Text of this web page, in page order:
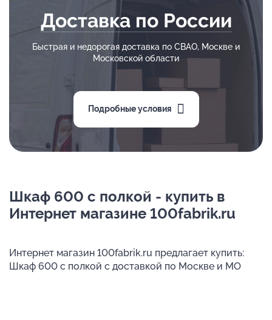
Доставка по России
Быстрая и недорогая доставка по СВАО, Москве и
Московской области
Подробные условия
Шкаф 600 с полкой - купить в
Интернет магазине 100fabrik.ru
Интернет магазин 100fabrik.ru предлагает купить:
Шкаф 600 с полкой с доставкой по Москве и МО